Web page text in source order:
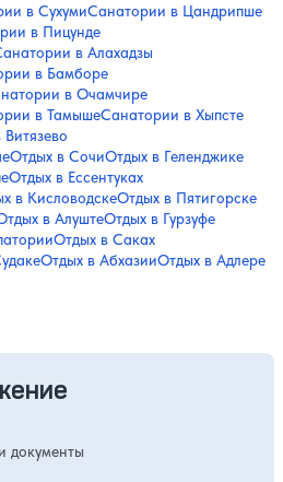
в СухумиСанатории в Цандрипше
в Пицунде
в Алахадзы
в Бамборе
в Очамчире
в ТамышеСанатории в Хыпсте
Отдых в СочиОтдых в Геленджике
Отдых в Ессентуках
в КисловодскеОтдых в Пятигорске
в АлуштеОтдых в Гурзуфе
Отдых в Саках
Отдых в АбхазииОтдых в Адлере
документы